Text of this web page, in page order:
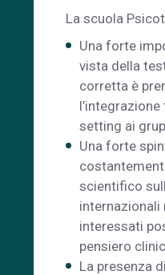
La scuola
Una forte
vista della
corretta è
setting ai
Una forte
scientifico
internazionali
interessati
pensiero
La presenza